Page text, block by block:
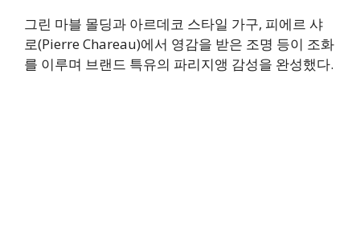
그린 마블 몰딩과 아르데코 스타일 가구, 피에르 샤
로(Pierre Chareau)에서 영감을 받은 조명 등이 조화
를 이루며 브랜드 특유의 파리지앵 감성을 완성했다.